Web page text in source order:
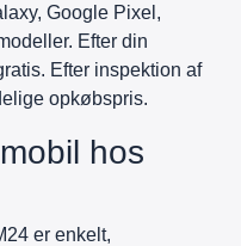
Google Pixel,
Efter din
Efter inspektion af
opkøbspris.
hos
er enkelt,